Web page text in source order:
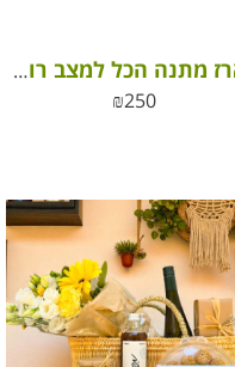
מארז מתנה הכל למצב רוח טוב
₪250